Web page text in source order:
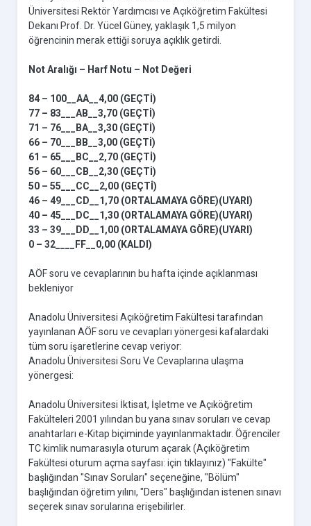
Üniversitesi Rektör Yardımcısı ve Açıköğretim Fakültesi
Dekanı Prof. Dr. Yücel Güney, yaklaşık 1,5 milyon
öğrencinin merak ettiği soruya açıklık getirdi.
Not Aralığı – Harf Notu – Not Değeri
84 – 100__AA__4,00 (GEÇTİ)
77 – 83___AB__3,70 (GEÇTİ)
71 – 76___BA__3,30 (GEÇTİ)
66 – 70___BB__3,00 (GEÇTİ)
61 – 65___BC__2,70 (GEÇTİ)
56 – 60___CB__2,30 (GEÇTİ)
50 – 55___CC__2,00 (GEÇTİ)
46 – 49___CD__1,70 (ORTALAMAYA GÖRE)(UYARI)
40 – 45___DC__1,30 (ORTALAMAYA GÖRE)(UYARI)
33 – 39___DD__1,00 (ORTALAMAYA GÖRE)(UYARI)
0 – 32____FF__0,00 (KALDI)
AÖF soru ve cevaplarının bu hafta içinde açıklanması
bekleniyor
Anadolu Üniversitesi Açıköğretim Fakültesi tarafından
yayınlanan AÖF soru ve cevapları yönergesi kafalardaki
tüm soru işaretlerine cevap veriyor:
Anadolu Üniversitesi Soru Ve Cevaplarına ulaşma
yönergesi:
Anadolu Üniversitesi İktisat, İşletme ve Açıköğretim
Fakülteleri 2001 yılından bu yana sınav soruları ve cevap
anahtarları e-Kitap biçiminde yayınlanmaktadır. Öğrenciler
TC kimlik numarasıyla oturum açarak (Açıköğretim
Fakültesi oturum açma sayfası: için tıklayınız) "Fakülte"
başlığından "Sınav Soruları" seçeneğine, "Bölüm"
başlığından öğretim yılını, "Ders" başlığından istenen sınavı
seçerek sınav sorularına erişebilirler.